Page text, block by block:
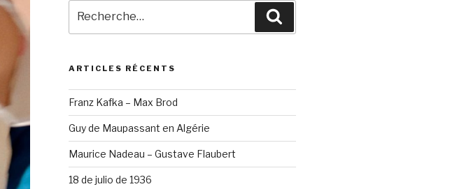
pour
:
ARTICLES RÉCENTS
Franz Kafka – Max Brod
Guy de Maupassant en Algérie
Maurice Nadeau – Gustave Flaubert
18 de julio de 1936